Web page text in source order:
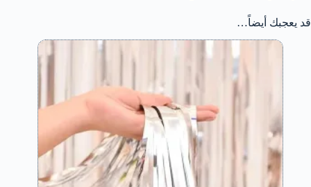
قد يعجبك أيضاً…